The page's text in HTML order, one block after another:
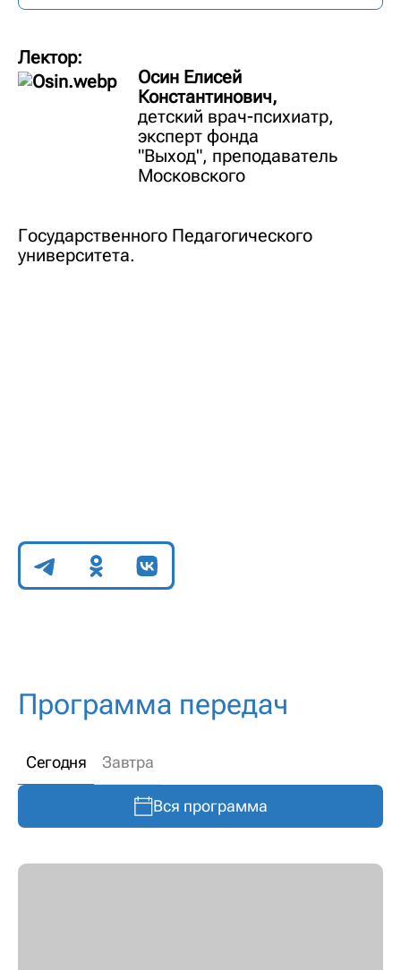
Лектор:
Осин Елисей
Константинович,
детский врач-психиатр,
эксперт фонда
"Выход", преподаватель
Московского
Государственного Педагогического
университета.
Поделиться
Программа передач
Сегодня Завтра
Вся программа